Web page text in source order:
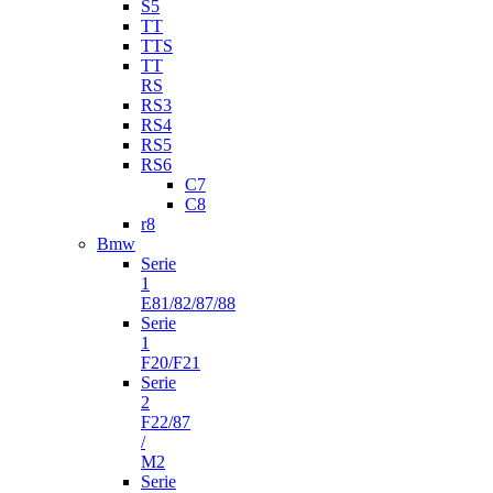
S5
TT
TTS
TT
RS
RS3
RS4
RS5
RS6
C7
C8
r8
Bmw
Serie
1
E81/82/87/88
Serie
1
F20/F21
Serie
2
F22/87
/
M2
Serie